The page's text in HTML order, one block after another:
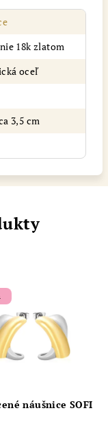
18k zlatom
oceľ
3,5 cm
náušnice SOFI